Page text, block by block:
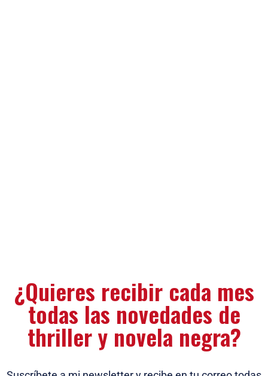
¿Quieres recibir cada mes
todas las novedades de
thriller y novela negra?